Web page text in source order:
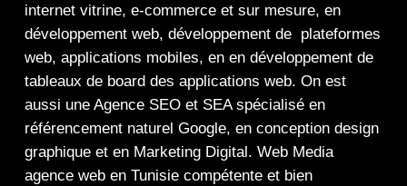
internet vitrine, e-commerceet sur mesure, en
développement web, développement de plateformes
web, applications mobiles, en en développement de
tableaux de board des applications web. On est
aussi une Agence SEOet SEAspécialisé en
référencement naturel Google, en conception design
graphiqueet en Marketing Digital . Web Media
agence web en Tunisie compétente et bien